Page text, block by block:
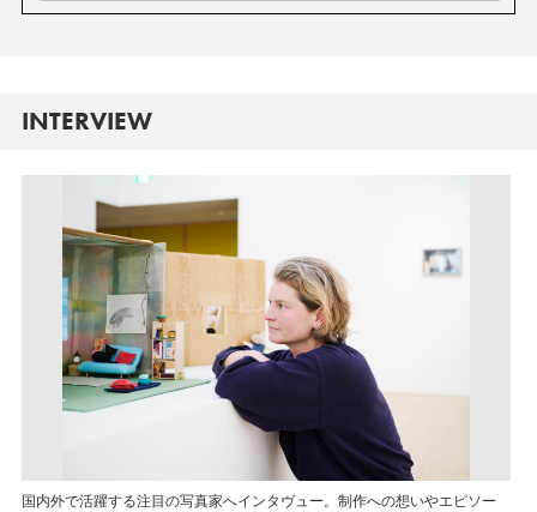
INTERVIEW
国内外で活躍する注目の写真家へインタヴュー。制作への想いやエピソー